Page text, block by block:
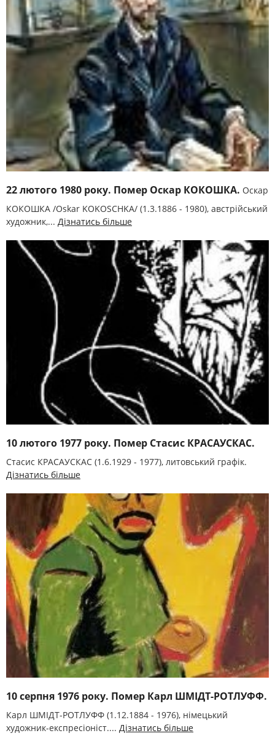
22 лютого 1980 року. Помер Оскар КОКОШКА. Оскар
КОКОШКА /Oskar KOKOSCHKA/ (1.3.1886 - 1980), австрійський
художник,... Дізнатись більше
10 лютого 1977 року. Помер Стасис КРАСАУСКАС.
Стасис КРАСАУСКАС (1.6.1929 - 1977), литовський графік.
Дізнатись більше
10 серпня 1976 року. Помер Карл ШМІДТ-РОТЛУФФ.
Карл ШМІДТ-РОТЛУФФ (1.12.1884 - 1976), німецький
художник-експресіоніст.... Дізнатись більше